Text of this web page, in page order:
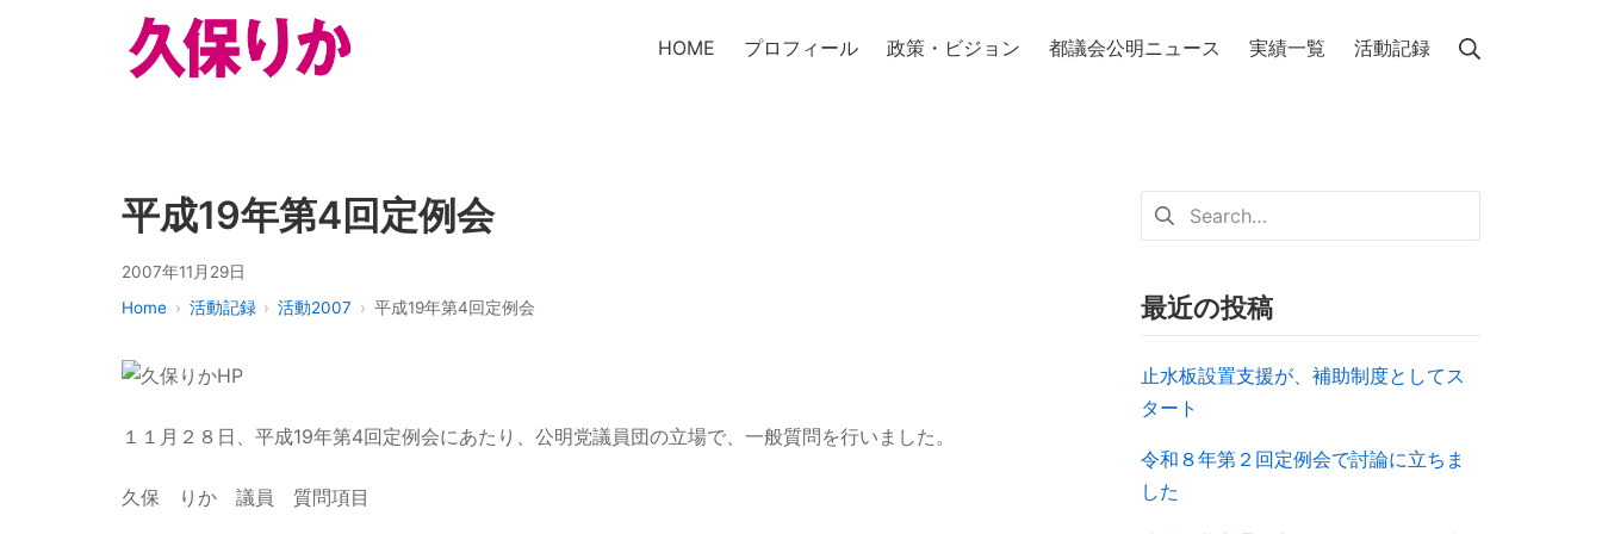
HOME プロフィール 政策・ビジョン 都議会公明ニュース 実績一覧 活動記録
平成19年第4回定例会
2007年11月29日
Home
活動記録 活動2007 平成19年第4回定例会
１１月２８日、平成19年第4回定例会にあたり、公明党議員団の立場で、一般質問を行いました。
久保 りか 議員 質問項目
最近の投稿
止水板設置支援が、補助制度としてス
タート
令和８年第２回定例会で討論に立ちま
した